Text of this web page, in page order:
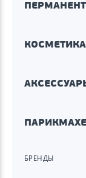
ПЕРМАНЕНТ
КОСМЕТИКА
БРЕНДЫ